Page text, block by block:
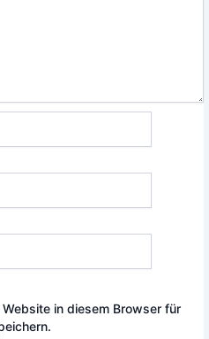
in diesem Browser für